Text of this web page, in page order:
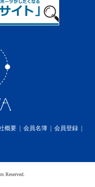
。
る通知の
員に対し
れるもの
供の為、
ホームペ
ビス提供
概要 会員名簿
会員登録
Reserved.